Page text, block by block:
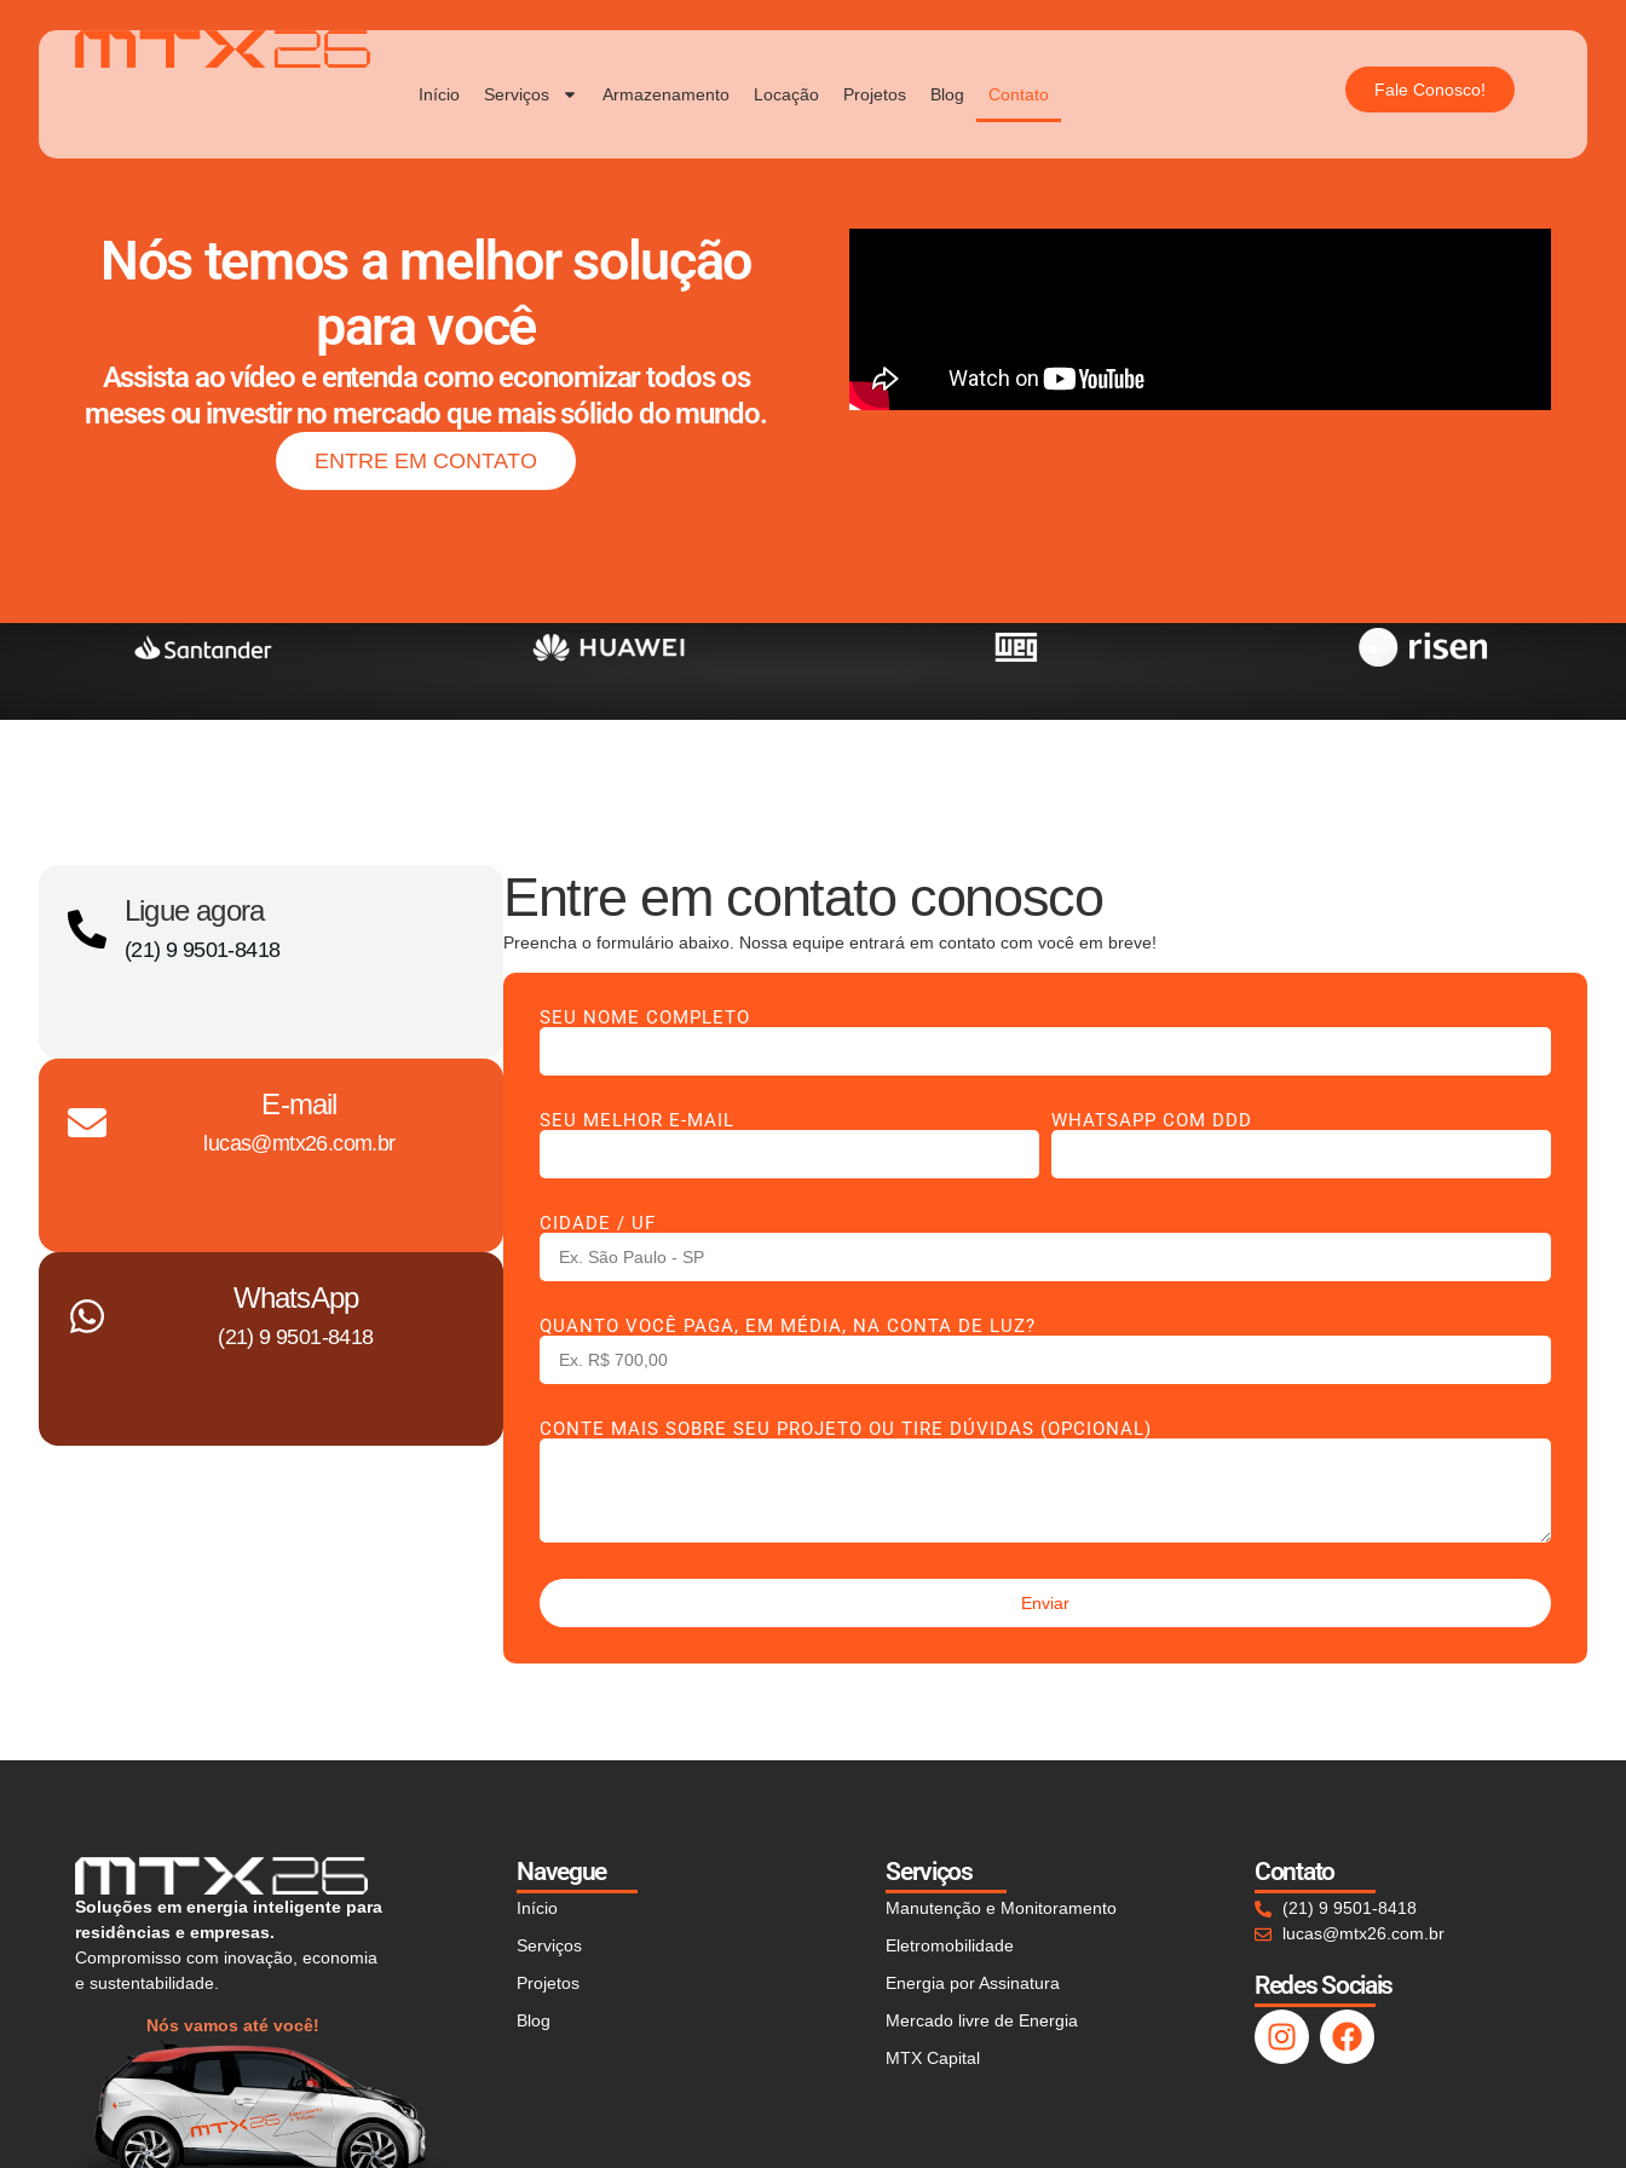
Início Serviços Armazenamento Locação Projetos Blog Contato Fale Conosco!
Nós temos a melhor solução
para você
Assista ao vídeo e entenda como economizar todos os
meses ou investir no mercado que mais sólido do mundo.
ENTRE EM CONTATO
Ligue agora
(21) 9 9501-8418
E-mail
lucas@mtx26.com.br
WhatsApp
(21) 9 9501-8418
Entre em contato conosco
Preencha o formulário abaixo. Nossa equipe entrará em contato com você em breve!
SEU NOME COMPLETO
SEU MELHOR E-MAIL WHATSAPP COM DDD
CIDADE / UF
QUANTO VOCÊ PAGA, EM MÉDIA, NA CONTA DE LUZ?
CONTE MAIS SOBRE SEU PROJETO OU TIRE DÚVIDAS (OPCIONAL)
Enviar
Soluções em energia inteligente para
residências e empresas.
Compromisso com inovação, economia
e sustentabilidade.
Nós vamos até você!
Navegue
Início
Serviços
Projetos
Blog
Serviços
Manutenção e Monitoramento
Eletromobilidade
Energia por Assinatura
Mercado livre de Energia
MTX Capital
Contato
(21) 9 9501-8418
lucas@mtx26.com.br
Redes Sociais